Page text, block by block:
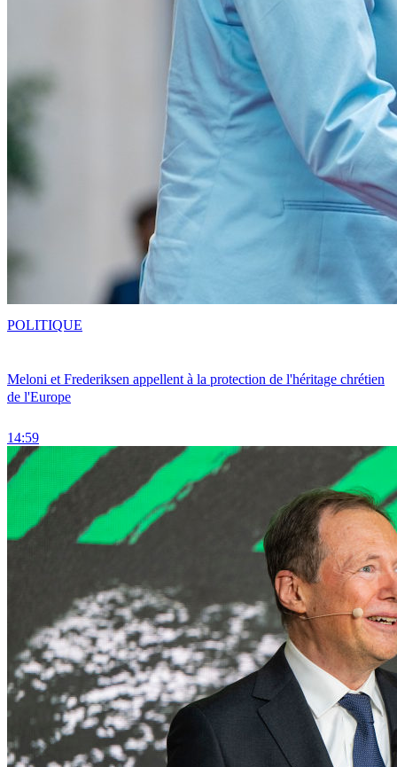
Meloni et Frederiksen appellent à la protection de l'héritage chrétien
de l'Europe
14:59
POLITIQUE